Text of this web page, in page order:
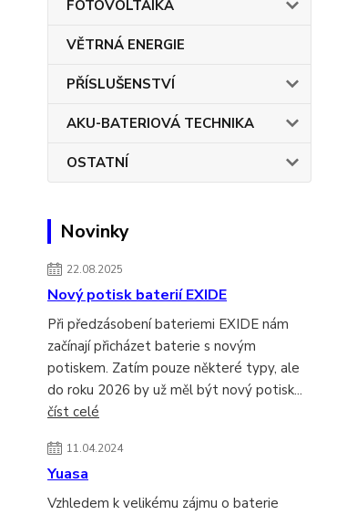
FOTOVOLTAIKA
VĚTRNÁ ENERGIE
PŘÍSLUŠENSTVÍ
AKU-BATERIOVÁ TECHNIKA
OSTATNÍ
Novinky
22.08.2025
Nový potisk baterií EXIDE
Při předzásobení bateriemi EXIDE nám
začínají přicházet baterie s novým
potiskem. Zatím pouze některé typy, ale
do roku 2026 by už měl být nový potisk...
číst celé
11.04.2024
Yuasa
Vzhledem k velikému zájmu o baterie